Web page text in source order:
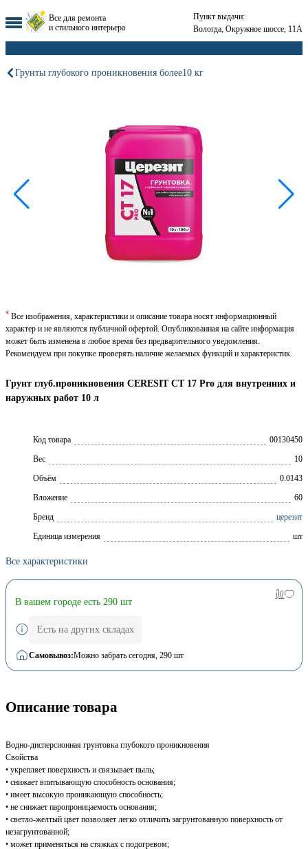
Все для ремонта
и стильного интерьера
Пункт выдачи:
Вологда, Окружное шоссе, 11А
Грунты глубокого проникновения более10 кг
Грунт глуб.проникновения CERESIT CТ 17 Pro для внутренних и
наружных работ 10 л
Код товара
00130450
Вес
10
Объём
0.0143
Вложение
60
Брeнд
церезит
Единица измерения
шт
Все характеристики
* Все изображения, характеристики и описание товара носят информационный
характер и не являются публичной офертой. Опубликованная на сайте информация
может быть изменена в любое время без предварительного уведомления.
Рекомендуем при покупке проверять наличие желаемых функций и характеристик.
В вашем городе есть 290 шт
Есть на других складах
Самовывоз:Можно забрать сегодня, 290 шт
Описание товара
Водно-дисперсионная грунтовка глубокого проникновения
Свойства
• укрепляет поверхность и связывает пыль;
• снижает впитывающую способность основания;
• имеет высокую проникающую способность;
• не снижает паропроницаемость основания;
• светло-желтый цвет позволяет легко отличить загрунтованную поверхность от
незагрунтованной;
• может применяться на стяжках с подогревом;